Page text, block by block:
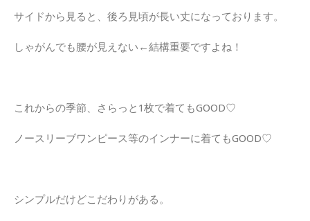
サイドから見ると、後ろ見頃が長い丈になっております。
しゃがんでも腰が見えない←結構重要ですよね！
これからの季節、さらっと1枚で着てもGOOD♡
ノースリーブワンピース等のインナーに着てもGOOD♡
シンプルだけどこだわりがある。